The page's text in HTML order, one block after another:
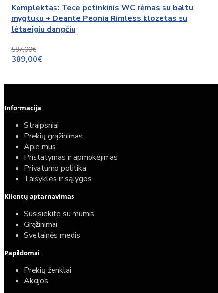
Komplektas: Tece potinkinis WC rėmas su baltu
mygtuku + Deante Peonia Rimless klozetas su
lėtaeigiu dangčiu
587,00€
389,00€
Informacija
Straipsniai
Prekių grąžinimas
Apie mus
Pristatymas ir apmokėjimas
Privatumo politika
Taisyklės ir sąlygos
Klientų aptarnavimas
Susisiekite su mumis
Grąžinimai
Svetainės medis
Papildomai
Prekių ženklai
Akcijos